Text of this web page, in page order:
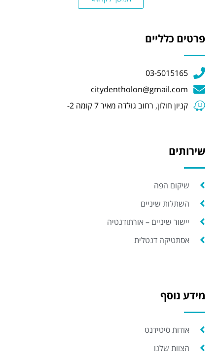
פרטים כלליים
03-5015165
citydentholon@gmail.com
קניון חולון, רחוב גולדה מאיר 7 קומה 2-
שירותים
שיקום הפה
השתלות שיניים
יישור שיניים – אורתודנטיה
אסתטיקה דנטלית
מידע נוסף
אודות סיטידנט
הצוות שלנו